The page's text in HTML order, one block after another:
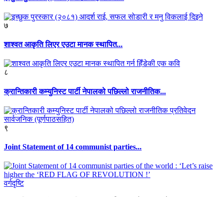
७
शाश्वत आकृति लिएर एउटा मानक स्थापित...
८
क्रान्तिकारी कम्युनिस्ट पार्टी नेपालको पछिल्लो राजनीतिक...
९
Joint Statement of 14 communist parties...
वर्गदृष्टि